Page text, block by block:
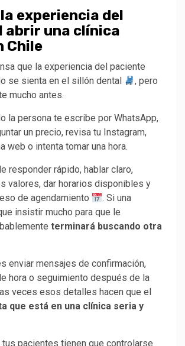
experiencia del
abrir una clínica
Chile
que la experiencia del paciente
se sienta en el sillón dental
, pero
mucho antes.
la persona te escribe por WhatsApp,
un precio, revisa tu Instagram,
web o intenta tomar una hora.
responder rápido, hablar claro,
valores, dar horarios disponibles y
de agendamiento
. Si una
insistir mucho para que le
terminará buscando otra
enviar mensajes de confirmación,
hora o seguimiento después de la
veces esos detalles hacen que el
que está en una clínica seria y
tus pacientes tienen que controlarse